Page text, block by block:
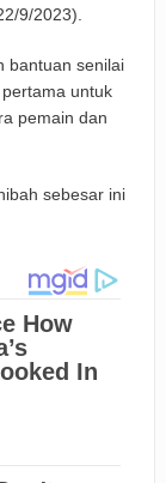
9/2023).
bantuan senilai
untuk
pemain dan
sebesar ini